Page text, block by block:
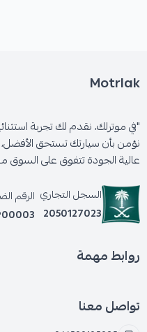
* صدور أصوات مزعجة عند
* اهتزاز في دواسة الفرامل.
Motrlak
"في موترلك، نقدم لك تجربة
نؤمن بأن سيارتك تستحق
عالية الجودة تتفوق على السوق
السجل التجاري
2050127023
الرقم
روابط مهمة
تواصل معنا